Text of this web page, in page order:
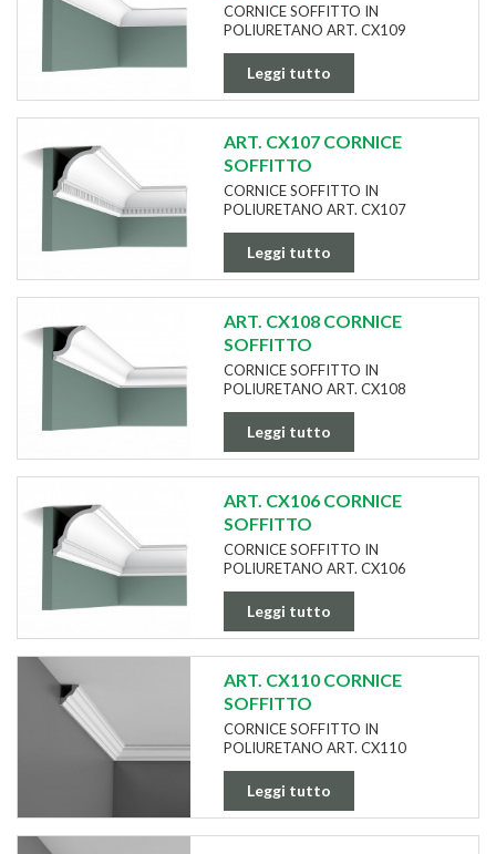
CORNICE SOFFITTO IN
POLIURETANO ART. CX109
Leggi tutto
ART. CX107 CORNICE
SOFFITTO
CORNICE SOFFITTO IN
POLIURETANO ART. CX107
Leggi tutto
ART. CX108 CORNICE
SOFFITTO
CORNICE SOFFITTO IN
POLIURETANO ART. CX108
Leggi tutto
ART. CX106 CORNICE
SOFFITTO
CORNICE SOFFITTO IN
POLIURETANO ART. CX106
Leggi tutto
ART. CX110 CORNICE
SOFFITTO
CORNICE SOFFITTO IN
POLIURETANO ART. CX110
Leggi tutto